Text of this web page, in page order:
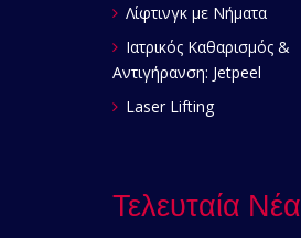
Λίφτινγκ με Νήματα
Ιατρικός Καθαρισμός &
Αντιγήρανση: Jetpeel
Laser Lifting
Τελευταία Νέα